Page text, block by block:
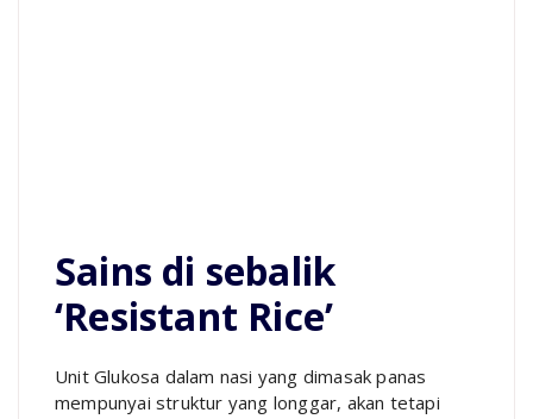
Sains di sebalik
‘Resistant Rice’
Unit Glukosa dalam nasi yang dimasak panas
mempunyai struktur yang longgar, akan tetapi